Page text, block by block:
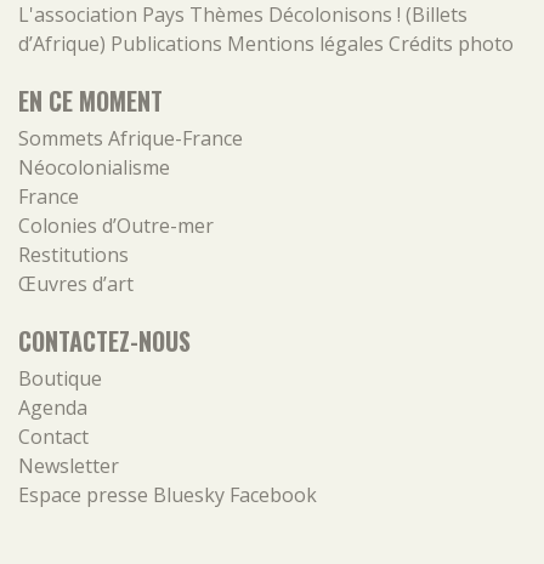
L'association Pays Thèmes Décolonisons ! (Billets
d’Afrique) Publications Mentions légales Crédits photo
EN CE MOMENT
Sommets Afrique-France
Néocolonialisme
France
Colonies d’Outre-mer
Restitutions
Œuvres d’art
CONTACTEZ-NOUS
Boutique
Agenda
Contact
Newsletter
Espace presse Bluesky Facebook